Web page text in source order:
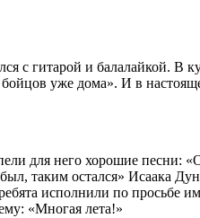
с гитарой и балалайкой. В
уже дома». И в
для него хорошие песни:
таким остался» Исаака
исполнили по просьбе
«Многая лета!»